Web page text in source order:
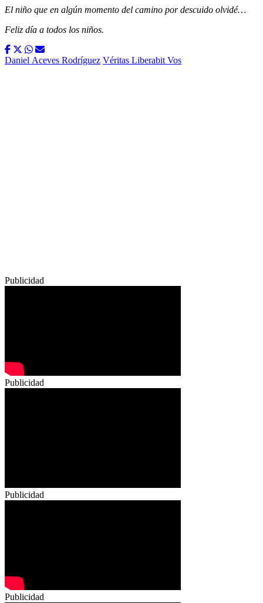
El niño que en algún momento del camino por descuido olvidé…
Feliz día a todos los niños.
Daniel Aceves Rodríguez Véritas Liberabit Vos
Publicidad
Publicidad
Publicidad
Publicidad